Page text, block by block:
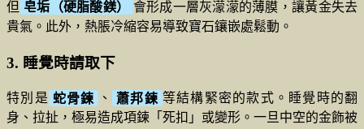
但 皂垢（硬脂酸鎂）
會形成一層灰濛濛的薄膜，讓黃金失去
貴氣。此外，熱脹冷縮容易導致寶石鑲嵌處鬆動。
3. 睡覺時請取下
特別是 蛇骨鍊 、 蕭邦鍊 等結構緊密的款式。睡覺時的翻
身、拉扯，極易造成項鍊「死扣」或變形。一旦中空的金飾被